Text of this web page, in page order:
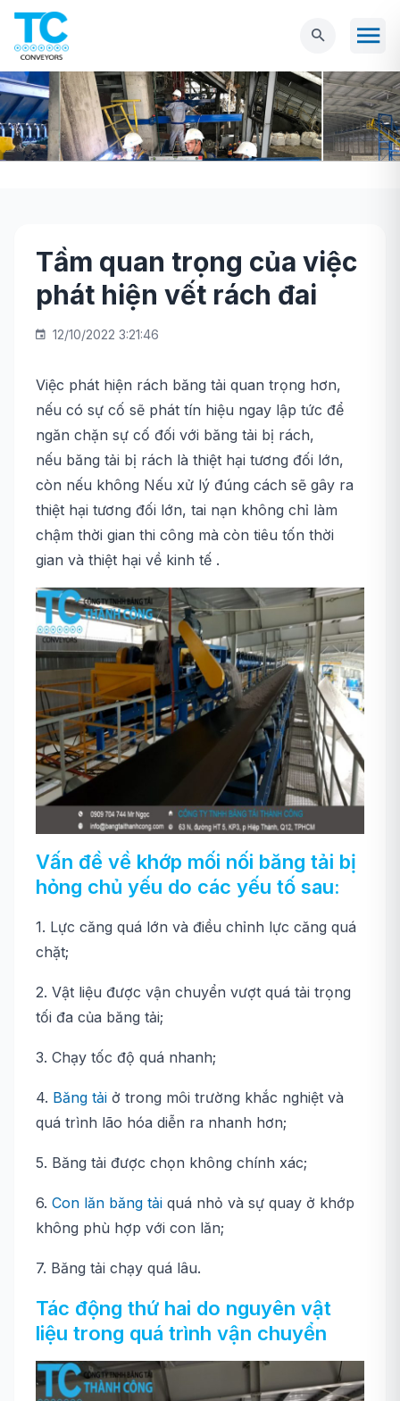
Trang chủ Tin tức
Tầm quan trọng của
việc phát hiện vết rách đai
Tầm quan trọng của việc
phát hiện vết rách đai
12/10/2022 3:21:46
Việc phát hiện rách băng tải quan trọng hơn,
nếu có sự cố sẽ phát tín hiệu ngay lập tức để
ngăn chặn sự cố đối với băng tải bị rách,
nếu băng tải bị rách là thiệt hại tương đối lớn,
còn nếu không Nếu xử lý đúng cách sẽ gây ra
thiệt hại tương đối lớn, tai nạn không chỉ làm
chậm thời gian thi công mà còn tiêu tốn thời
gian và thiệt hại về kinh tế .
Vấn đề về khớp mối nối băng tải bị
hỏng chủ yếu do các yếu tố sau:
1. Lực căng quá lớn và điều chỉnh lực căng quá
chặt;
2. Vật liệu được vận chuyển vượt quá tải trọng
tối đa của băng tải;
3. Chạy tốc độ quá nhanh;
4. Băng tải ở trong môi trường khắc nghiệt và
quá trình lão hóa diễn ra nhanh hơn;
5. Băng tải được chọn không chính xác;
6. Con lăn băng tải quá nhỏ và sự quay ở khớp
không phù hợp với con lăn;
7. Băng tải chạy quá lâu.
Tác động thứ hai do nguyên vật
liệu trong quá trình vận chuyển